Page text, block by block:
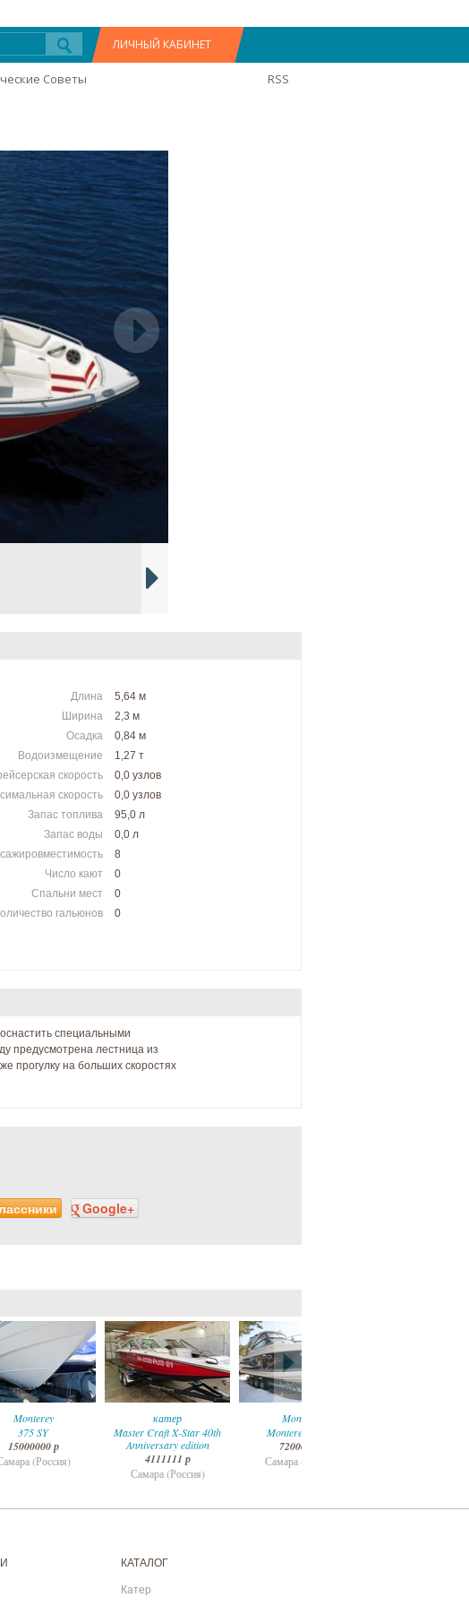
ЛИЧНЫЙ КАБИНЕТ
Советы RSS
Длина
5,64 м
Ширина
2,3 м
Осадка
0,84 м
Водоизмещение
1,27 т
скорость
0,0 узлов
скорость
0,0 узлов
Запас топлива
95,0 л
Запас воды
0,0 л
8
Число кают
0
Спальни мест
0
гальюнов
0
специальными
предусмотрена лестница из
прогулку на больших скоростях
Google+
Monterey
375 SY
15000000 р
(Россия)
катер
Master Craft X-Star 40th
Anniversary edition
4111111 р
Самара (Россия)
Monterey
Monterey 295SY
7200000 р
Самара (Россия)
КАТАЛОГ
Катер